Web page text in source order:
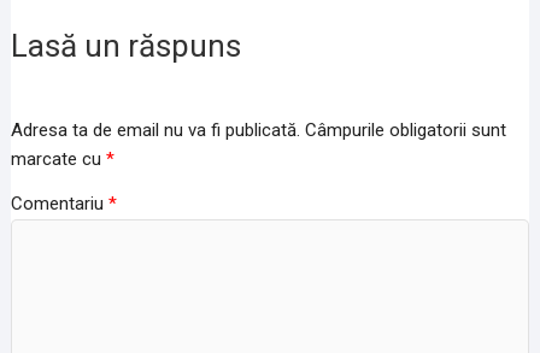
Lasă un răspuns
Adresa ta de email nu va fi publicată. Câmpurile obligatorii sunt
marcate cu *
Comentariu *